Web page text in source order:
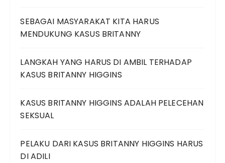
SEBAGAI MASYARAKAT KITA HARUS
MENDUKUNG KASUS BRITANNY
LANGKAH YANG HARUS DI AMBIL TERHADAP
KASUS BRITANNY HIGGINS
KASUS BRITANNY HIGGINS ADALAH PELECEHAN
SEKSUAL
PELAKU DARI KASUS BRITANNY HIGGINS HARUS
DI ADILI